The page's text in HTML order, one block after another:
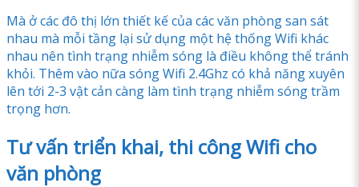
Mà ở các đô thị lớn thiết kế của các văn phòng san sát
nhau mà mỗi tầng lại sử dụng một hệ thống Wifi khác
nhau nên tình trạng nhiễm sóng là điều không thể tránh
khỏi. Thêm vào nữa sóng Wifi 2.4Ghz có khả năng xuyên
lên tới 2-3 vật cản càng làm tình trạng nhiễm sóng trầm
trọng hơn.
Tư vấn triển khai, thi công Wifi cho
văn phòng